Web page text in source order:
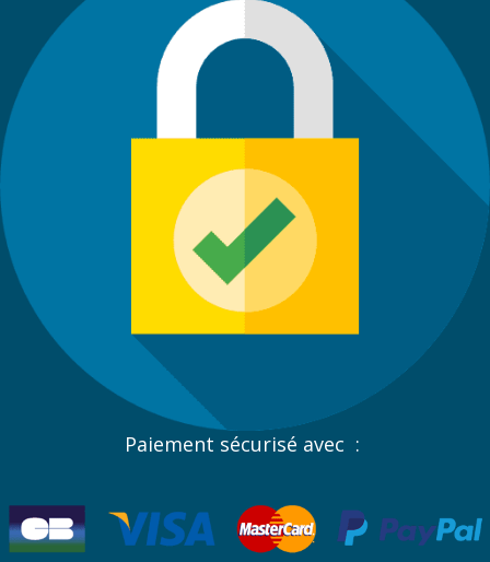
Paiement sécurisé avec :